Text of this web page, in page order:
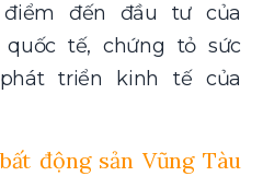
đến đầu tư của
tế, chứng tỏ sức
triển kinh tế của
động sản Vũng Tàu